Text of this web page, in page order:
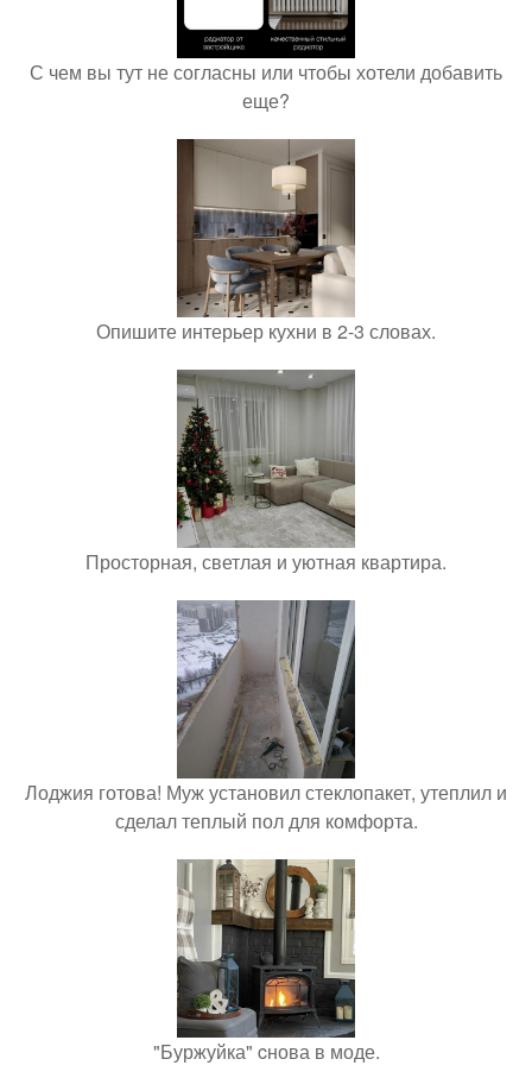
С чем вы тут не согласны или чтобы хотели добавить
еще?
Опишите интерьер кухни в 2-3 словах.
Просторная, светлая и уютная квартира.
Лоджия готова! Муж установил стеклопакет, утеплил и
сделал теплый пол для комфорта.
"Буржуйка" cнова в моде.